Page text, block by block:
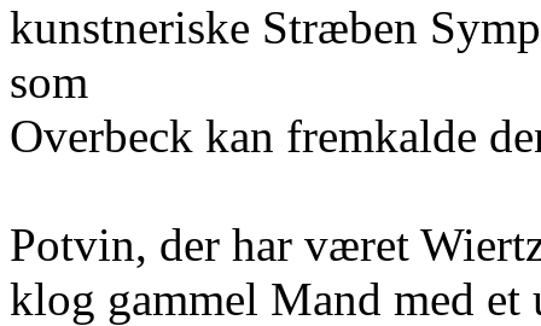
kunstneriske Stræben
som
Overbeck kan fremkalde
Potvin, der har været
klog gammel Mand med